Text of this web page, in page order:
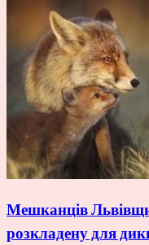
Мешканців
розкладену для